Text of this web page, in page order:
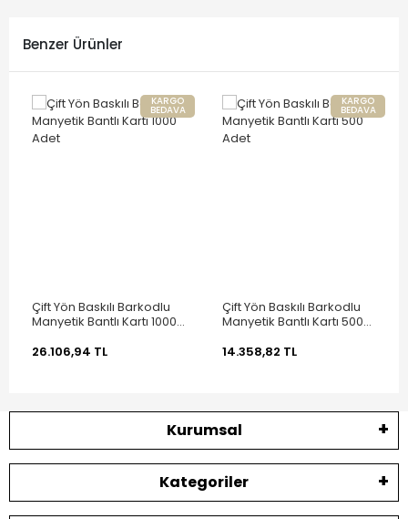
Benzer Ürünler
KARGO
BEDAVA
Çift Yön Baskılı Barkodlu
Manyetik Bantlı Kartı 1000
26.106,94 TL
KARGO
BEDAVA
Çift Yön Baskılı Barkodlu
Manyetik Bantlı Kartı 500
14.358,82 TL
Kurumsal
Kategoriler